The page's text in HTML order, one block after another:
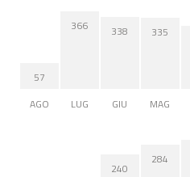
57
AGO
366
LUG
338
GIU
335
MAG
240
284